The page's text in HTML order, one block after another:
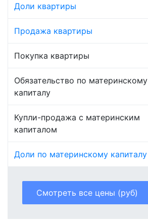
Доли квартиры
Продажа квартиры
Покупка квартиры
Обязательство по материнскому
капиталу
Купли-продажа с материнским
капиталом
Доли по материнскому капиталу
Смотреть все цены (руб)